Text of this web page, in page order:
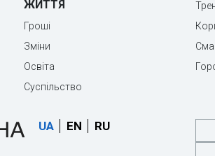
ЖИТТЯ
Гроші
Зміни
Освіта
Суспільство
UA EN RU